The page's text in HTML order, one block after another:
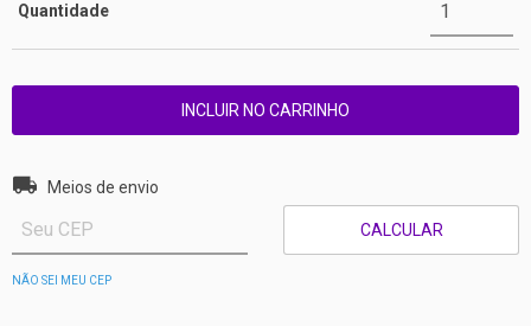
Quantidade
Entregas para o CEP:
Meios de envio
CALCULAR
NÃO SEI MEU CEP